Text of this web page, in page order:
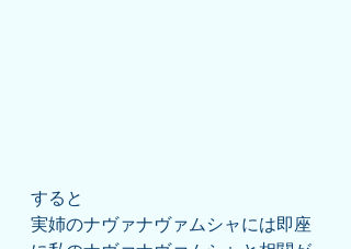
すると
実姉のナヴァナヴァムシャには即座